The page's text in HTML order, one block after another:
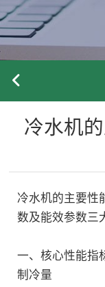
产品中心
客户案例
隧道空调
新闻中心
联系我们
冷水机
冷水机的主要性
数及能效参数三
一、核心性能指
制冷量‌